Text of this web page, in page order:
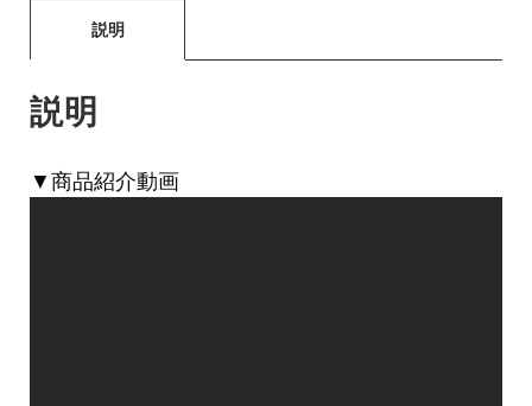
説明
説明
▼商品紹介動画